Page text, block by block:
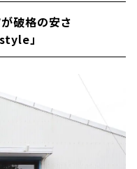
破格の安さ
」